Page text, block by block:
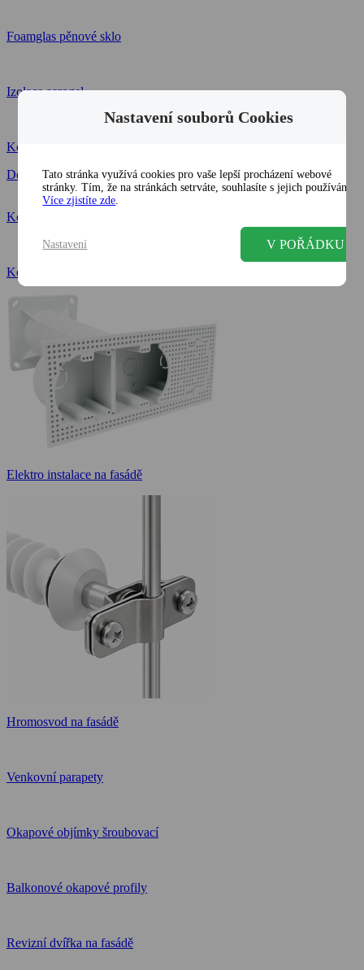
Foamglas pěnové sklo
Izolace aerogel
Konopná izolace
Doplňky na fasádu
Kotvení do zateplení
Kotvící prvky do zateplení
Elektro instalace na fasádě
Hromosvod na fasádě
Venkovní parapety
Okapové objímky šroubovací
Balkonové okapové profily
Revizní dvířka na fasádě
Nastavení souborů Cookies
Tato stránka využívá cookies pro vaše lepší procházení webové
stránky. Tím, že na stránkách setrváte, souhlasíte s jejich používáním.
Více zjistíte zde.
Nastavení V POŘÁDKU